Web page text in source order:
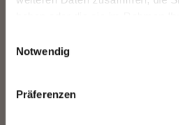
Notwendig
Präferenzen